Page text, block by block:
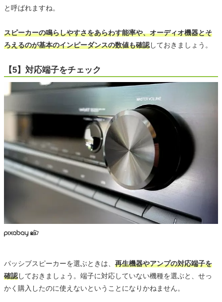
と呼ばれますね。
スピーカーの鳴らしやすさをあらわす能率や、オーディオ機器とそ
ろえるのが基本のインピーダンスの数値も確認しておきましょう。
【5】対応端子をチェック
パッシブスピーカーを選ぶときは、 再生機器やアンプの対応端子を
確認しておきましょう。端子に対応していない機種を選ぶと、せっ
かく購入したのに使えないということになりかねません。